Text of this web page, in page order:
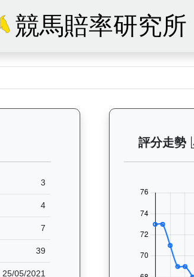
競馬賠率研究所
匹基本資料：查看香港賽馬會賽
3
4
7
39
25/05/2021
評分走勢